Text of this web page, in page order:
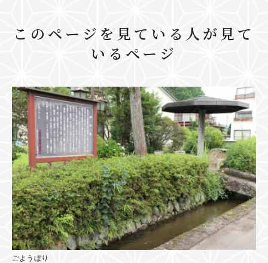
このページを見ている人が見て
いるページ
ごようぼり